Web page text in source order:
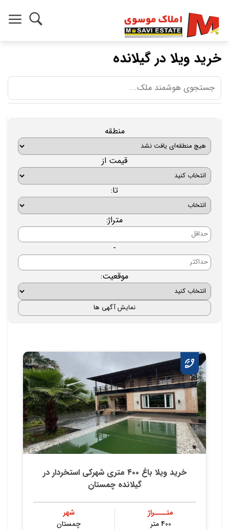
خرید ویلا در گیلانده
منطقه
قیمت از
تا:
متراژ:
-
موقعیت:
خريد ويلا باغ ٤٠٠ متري شهركي استخردار در
گيلانده چمستان
متــــراژ
400 متر
شهر
چمستان